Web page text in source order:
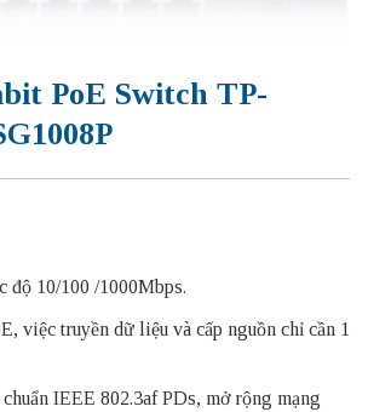
PoE Switch TP-
10/100 /1000Mbps.
truyền dữ liệu và cấp nguồn chỉ cần 1
IEEE 802.3af PDs, mở rộng mạng